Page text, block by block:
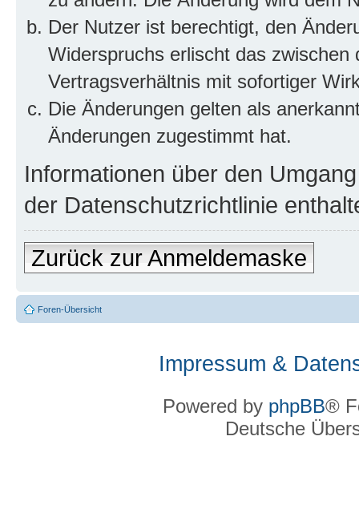
Der Nutzer ist berechtigt, den
Widerspruchs erlischt das
Vertragsverhältnis mit sofortiger
Die Änderungen gelten als
Änderungen zugestimmt hat.
Informationen über den
der Datenschutzrichtlinie
Zurück zur Anmeldemaske
Foren-Übersicht
Impressum &
Powered by phpBB®
Deutsche